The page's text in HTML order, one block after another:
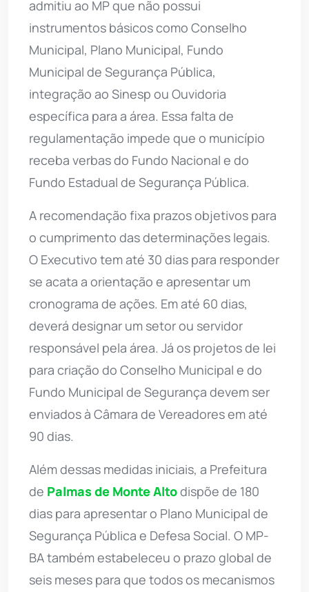
admitiu ao MP que não possui
instrumentos básicos como Conselho
Municipal, Plano Municipal, Fundo
Municipal de Segurança Pública,
integração ao Sinesp ou Ouvidoria
específica para a área. Essa falta de
regulamentação impede que o município
receba verbas do Fundo Nacional e do
Fundo Estadual de Segurança Pública.
A recomendação fixa prazos objetivos para
o cumprimento das determinações legais.
O Executivo tem até 30 dias para responder
se acata a orientação e apresentar um
cronograma de ações. Em até 60 dias,
deverá designar um setor ou servidor
responsável pela área. Já os projetos de lei
para criação do Conselho Municipal e do
Fundo Municipal de Segurança devem ser
enviados à Câmara de Vereadores em até
90 dias.
Além dessas medidas iniciais, a Prefeitura
de Palmas de Monte Altodispõe de 180
dias para apresentar o Plano Municipal de
Segurança Pública e Defesa Social. O MP-
BA também estabeleceu o prazo global de
seis meses para que todos os mecanismos